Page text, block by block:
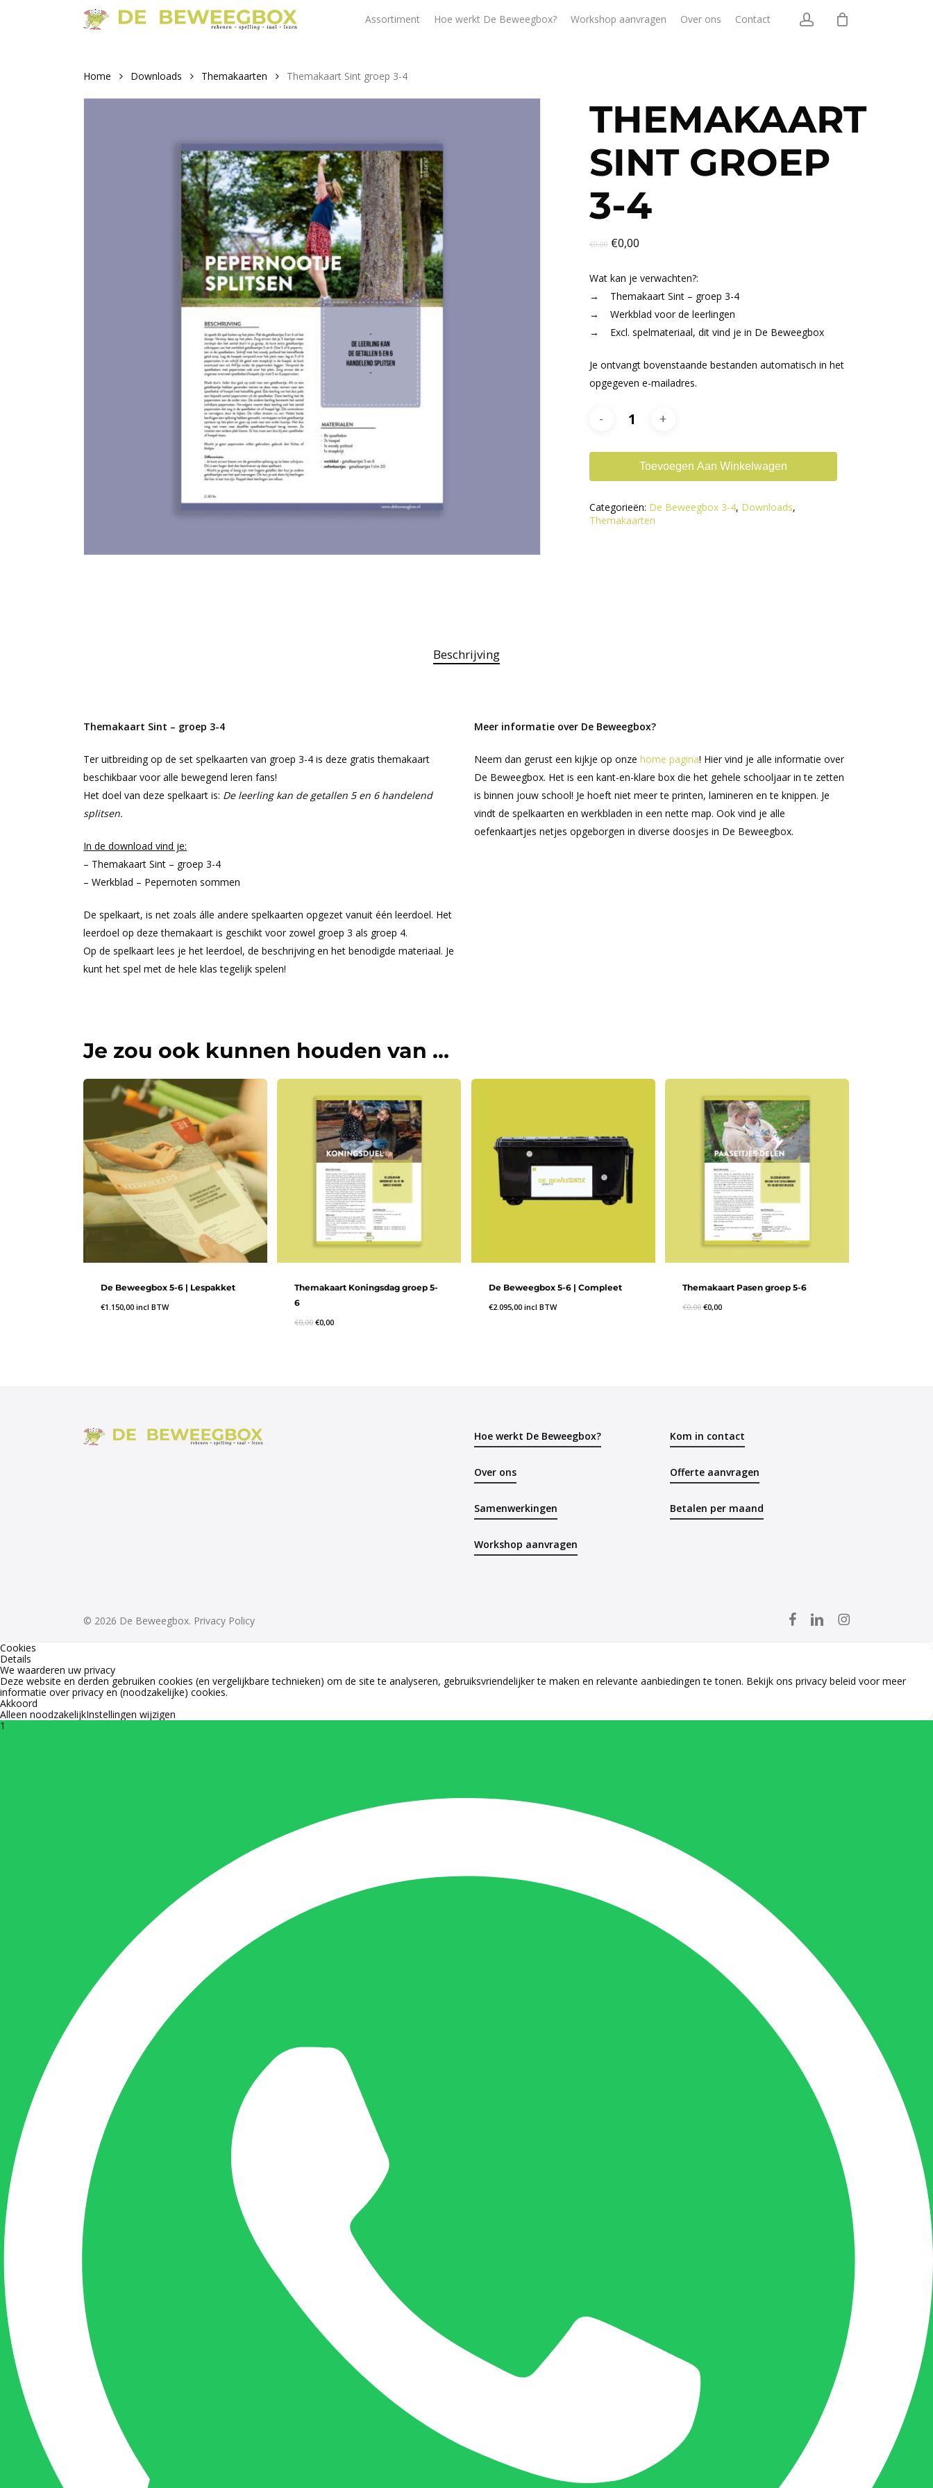
Assortiment Hoe werkt De Beweegbox? Workshop aanvragen Over ons Contact account
Home Downloads Themakaarten Themakaart Sint groep 3-4
THEMAKAART
SINT GROEP
3-4
€0,00 €0,00
Wat kan je verwachten?:
→ Themakaart Sint – groep 3-4
→ Werkblad voor de leerlingen
→ Excl. spelmateriaal, dit vind je in De Beweegbox
Je ontvangt bovenstaande bestanden automatisch in het
opgegeven e-mailadres.
Toevoegen Aan Winkelwagen
Categorieën: De Beweegbox 3-4, Downloads,
Themakaarten
Beschrijving
Themakaart Sint – groep 3-4
Ter uitbreiding op de set spelkaarten van groep 3-4 is deze gratis themakaart
beschikbaar voor alle bewegend leren fans!
Het doel van deze spelkaart is: De leerling kan de getallen 5 en 6 handelend
splitsen.
In de download vind je:
– Themakaart Sint – groep 3-4
– Werkblad – Pepernoten sommen
De spelkaart, is net zoals álle andere spelkaarten opgezet vanuit één leerdoel. Het
leerdoel op deze themakaart is geschikt voor zowel groep 3 als groep 4.
Op de spelkaart lees je het leerdoel, de beschrijving en het benodigde materiaal. Je
kunt het spel met de hele klas tegelijk spelen!
Meer informatie over De Beweegbox?
Neem dan gerust een kijkje op onzehome pagina! Hier vind je alle informatie over
De Beweegbox. Het is een kant-en-klare box die het gehele schooljaar in te zetten
is binnen jouw school! Je hoeft niet meer te printen, lamineren en te knippen. Je
vindt de spelkaarten en werkbladen in een nette map. Ook vind je alle
oefenkaartjes netjes opgeborgen in diverse doosjes in De Beweegbox.
Je zou ook kunnen houden van …
De Beweegbox 5-6 | Lespakket
€1.150,00 incl BTW
Themakaart Koningsdag groep 5-
6
€0,00 €0,00
De Beweegbox 5-6 | Compleet
€2.095,00 incl BTW
Themakaart Pasen groep 5-6
€0,00 €0,00
Hoe werkt De Beweegbox?
Over ons
Samenwerkingen
Workshop aanvragen
Kom in contact
Offerte aanvragen
Betalen per maand
© 2026 De Beweegbox. Privacy Policy facebooklinkedininstagram
Cookies
Details
We waarderen uw privacy
Deze website en derden gebruiken cookies (en vergelijkbare technieken) om de site te analyseren, gebruiksvriendelijker te maken en relevante aanbiedingen te tonen. Bekijk ons privacy beleid voor meer
informatie over privacy en (noodzakelijke) cookies.
Akkoord
Alleen noodzakelijkInstellingen wijzigen
1